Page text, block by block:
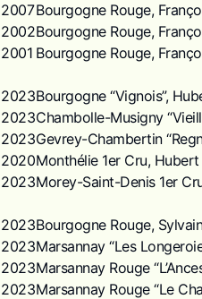
2007Bourgogne Rouge,
2002Bourgogne Rouge,
2001 Bourgogne Rouge,
2023Bourgogne “Vignois”,
2023Chambolle-Musigny
2023Gevrey-Chambertin
2020Monthélie 1er Cru,
2023Morey-Saint-Denis 1er
2023Bourgogne Rouge,
2023Marsannay “Les
2023Marsannay Rouge
2023Marsannay Rouge “Le